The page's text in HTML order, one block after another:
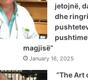
jetojnë,
dhe
magjisë”
January 16, 2025
“The Art